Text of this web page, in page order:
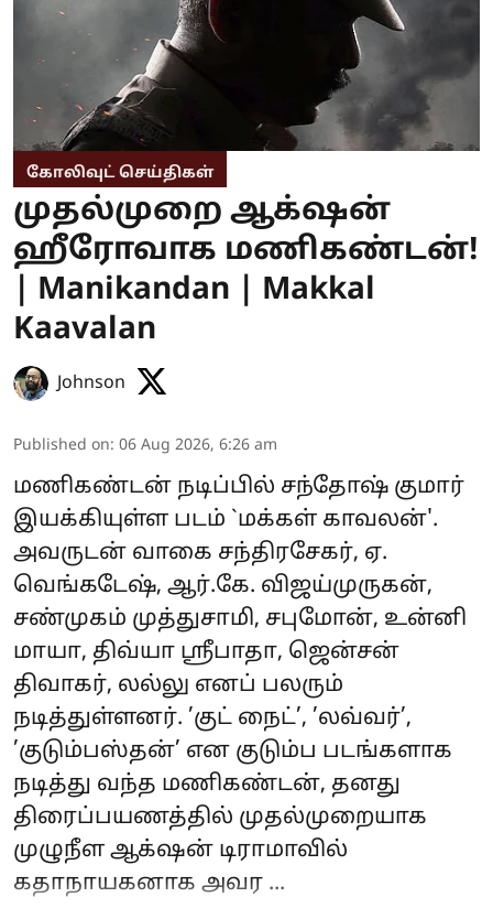
கோலிவுட் செய்திகள்
முதல்முறை ஆக்‌ஷன்
ஹீரோவாக மணிகண்டன்!
| Manikandan | Makkal
Kaavalan
Johnson
Published on: 06 Aug 2026, 6:26 am
மணிகண்டன் நடிப்பில் சந்தோஷ் குமார்
இயக்கியுள்ள படம் `மக்கள் காவலன்'.
அவருடன் வாகை சந்திரசேகர், ஏ.
வெங்கடேஷ், ஆர்.கே. விஜய்முருகன்,
சண்முகம் முத்துசாமி, சபுமோன், உன்னி
மாயா, திவ்யா ஸ்ரீபாதா, ஜென்சன்
திவாகர், லல்லு எனப் பலரும்
நடித்துள்ளனர். ’குட் நைட்’, ’லவ்வர்’,
’குடும்பஸ்தன்’ என குடும்ப படங்களாக
நடித்து வந்த மணிகண்டன், தனது
திரைப்பயணத்தில் முதல்முறையாக
முழுநீள ஆக்‌ஷன் டிராமாவில்
கதாநாயகனாக அவர ...